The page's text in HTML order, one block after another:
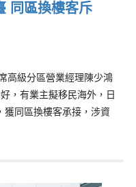
同區換樓客斥
高級分區營業經理陳少鴻
，有業主擬移民海外，日
獲同區換樓客承接，涉資